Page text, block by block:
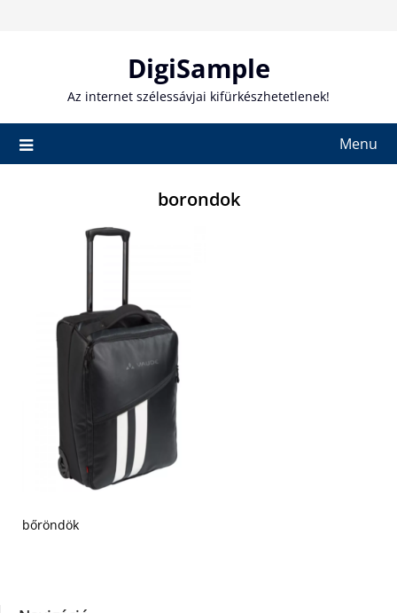
DigiSample
Az internet szélessávjai kifürkészhetetlenek!
Menu
borondok
bőröndök